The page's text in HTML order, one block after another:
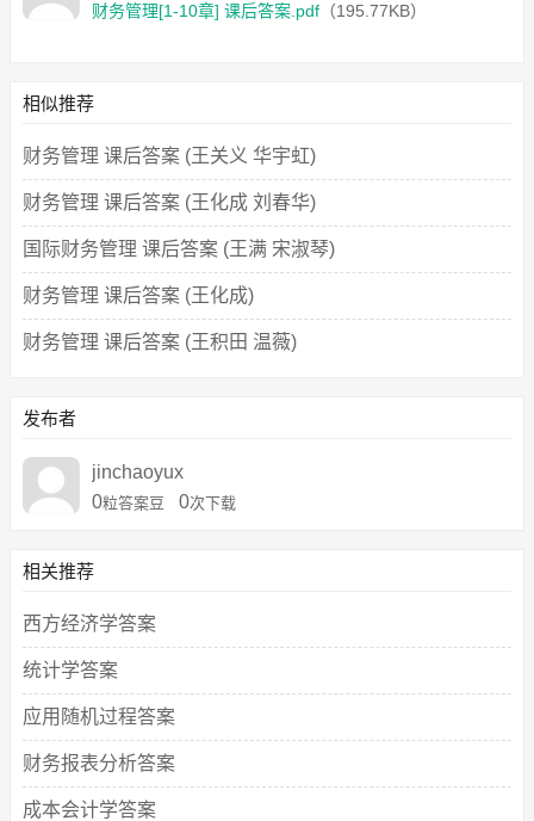
财务管理[1-10章] 课后答案.pdf （195.77KB）
相似推荐
财务管理 课后答案 (王关义 华宇虹)
财务管理 课后答案 (王化成 刘春华)
国际财务管理 课后答案 (王满 宋淑琴)
财务管理 课后答案 (王化成)
财务管理 课后答案 (王积田 温薇)
发布者
jinchaoyux
0粒答案豆 0次下载
相关推荐
西方经济学答案
统计学答案
应用随机过程答案
财务报表分析答案
成本会计学答案